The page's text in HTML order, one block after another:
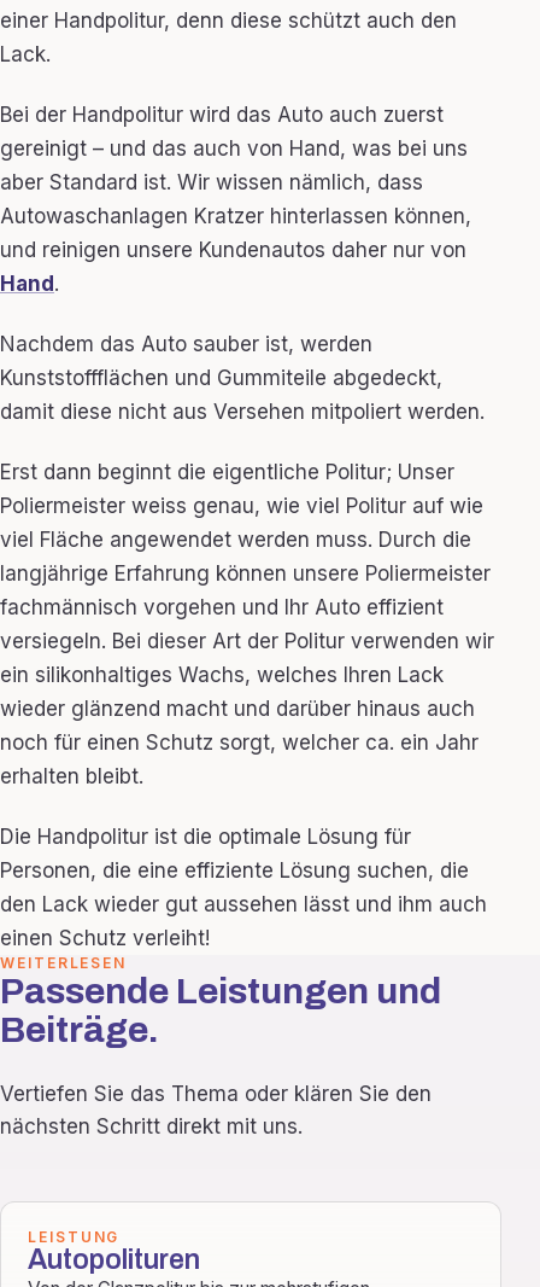
einer Handpolitur, denn diese schützt auch den
Lack.
Bei der Handpolitur wird das Auto auch zuerst
gereinigt – und das auch von Hand, was bei uns
aber Standard ist. Wir wissen nämlich, dass
Autowaschanlagen Kratzer hinterlassen können,
und reinigen unsere Kundenautos daher nur von
Hand .
Nachdem das Auto sauber ist, werden
Kunststoffflächen und Gummiteile abgedeckt,
damit diese nicht aus Versehen mitpoliert werden.
Erst dann beginnt die eigentliche Politur; Unser
Poliermeister weiss genau, wie viel Politur auf wie
viel Fläche angewendet werden muss. Durch die
langjährige Erfahrung können unsere Poliermeister
fachmännisch vorgehen und Ihr Auto effizient
versiegeln. Bei dieser Art der Politur verwenden wir
ein silikonhaltiges Wachs, welches Ihren Lack
wieder glänzend macht und darüber hinaus auch
noch für einen Schutz sorgt, welcher ca. ein Jahr
erhalten bleibt.
Die Handpolitur ist die optimale Lösung für
Personen, die eine effiziente Lösung suchen, die
den Lack wieder gut aussehen lässt und ihm auch
einen Schutz verleiht!
WEITERLESEN
Passende Leistungen und
Beiträge.
Vertiefen Sie das Thema oder klären Sie den
nächsten Schritt direkt mit uns.
LEISTUNG
Autopolituren